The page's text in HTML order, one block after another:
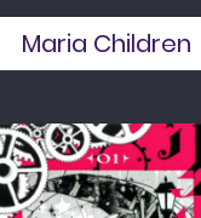
Maria Children